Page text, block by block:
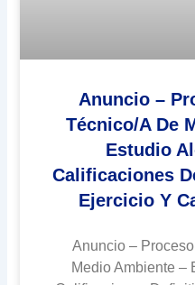
Anuncio –
Técnico/a De
Estudio
Calificaciones
Ejercicio Y
Anuncio –
Medio Ambiente –